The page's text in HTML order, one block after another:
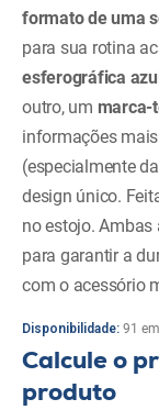
formato de uma
para sua rotina
esferográfica
outro, um marca-
informações
(especialmente
design único.
no estojo.
para garantir a
com o acessório
Disponibilidade: 91
Calcule o
produto